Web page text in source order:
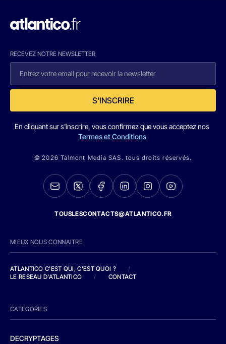
RECEVEZ NOTRE NEWSLETTER
S'INSCRIRE
En cliquant sur s'inscrire, vous confirmez que vous acceptez nos
Termes et Conditions
© 2026 Talmont Media SAS. tous droits réservés.
TOUSLESCONTACTS@ATLANTICO.FR
MIEUX NOUS CONNAITRE
ATLANTICO C'EST QUI, C'EST QUOI ?
/
LE RESEAU D'ATLANTICO
/ CONTACT
CATEGORIES
DECRYPTAGES